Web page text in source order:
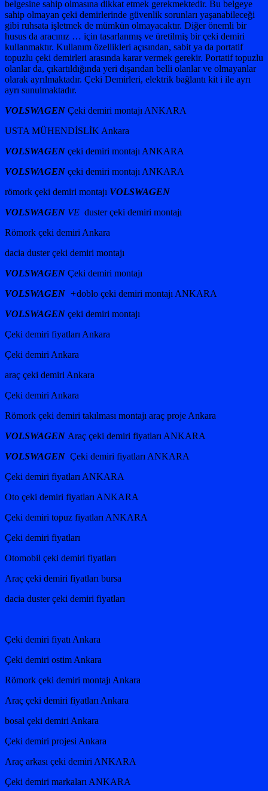
belgesine sahip olmasına dikkat etmek gerekmektedir. Bu belgeye
sahip olmayan çeki demirlerinde güvenlik sorunları yaşanabileceği
gibi ruhsata işletmek de mümkün olmayacaktır. Diğer önemli bir
husus da aracınız … için tasarlanmış ve üretilmiş bir çeki demiri
kullanmaktır. Kullanım özellikleri açısından, sabit ya da portatif
topuzlu çeki demirleri arasında karar vermek gerekir. Portatif topuzlu
olanlar da, çıkartıldığında yeri dışarıdan belli olanlar ve olmayanlar
olarak ayrılmaktadır. Çeki Demirleri, elektrik bağlantı kit i ile ayrı
ayrı sunulmaktadır.
VOLSWAGEN Çeki demiri montajı ANKARA
USTA MÜHENDİSLİK Ankara
VOLSWAGEN çeki demiri montajı ANKARA
VOLSWAGEN çeki demiri montajı ANKARA
römork çeki demiri montajı VOLSWAGEN
VOLSWAGEN VE duster çeki demiri montajı
Römork çeki demiri Ankara
dacia duster çeki demiri montajı
VOLSWAGEN Çeki demiri montajı
VOLSWAGEN +doblo çeki demiri montajı ANKARA
VOLSWAGEN çeki demiri montajı
Çeki demiri fiyatları Ankara
Çeki demiri Ankara
araç çeki demiri Ankara
Çeki demiri Ankara
Römork çeki demiri takılması montajı araç proje Ankara
VOLSWAGEN Araç çeki demiri fiyatları ANKARA
VOLSWAGEN Çeki demiri fiyatları ANKARA
Çeki demiri fiyatları ANKARA
Oto çeki demiri fiyatları ANKARA
Çeki demiri topuz fiyatları ANKARA
Çeki demiri fiyatları
Otomobil çeki demiri fiyatları
Araç çeki demiri fiyatları bursa
dacia duster çeki demiri fiyatları
Çeki demiri fiyatı Ankara
Çeki demiri ostim Ankara
Römork çeki demiri montajı Ankara
Araç çeki demiri fiyatları Ankara
bosal çeki demiri Ankara
Çeki demiri projesi Ankara
Araç arkası çeki demiri ANKARA
Çeki demiri markaları ANKARA